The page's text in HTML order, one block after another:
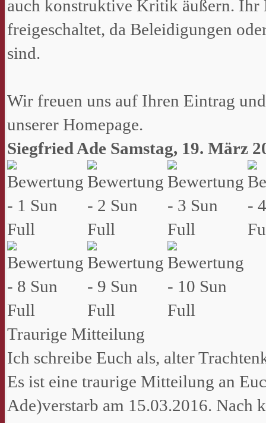
auch konstruktive Kritik äußern.
freigeschaltet, da Beleidigungen
sind.
Wir freuen uns auf Ihren Eintrag
unserer Homepage.
Siegfried Ade Samstag, 19. März
Traurige Mitteilung
Ich schreibe Euch als, alter
Es ist eine traurige Mitteilung an
Ade)verstarb am 15.03.2016. Nach